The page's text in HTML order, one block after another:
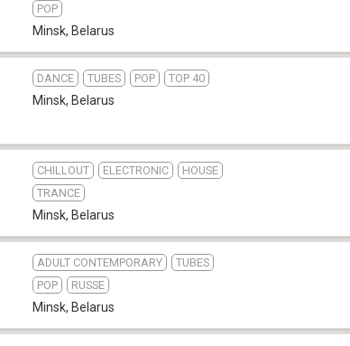
POP
Minsk, Belarus
DANCE TUBES POP TOP 40
Minsk, Belarus
CHILLOUT ELECTRONIC
HOUSE
TRANCE
Minsk, Belarus
ADULT CONTEMPORARY
TUBES
POP
RUSSE
Minsk, Belarus